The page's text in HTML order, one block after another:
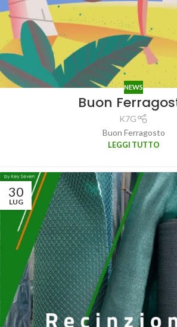
NEWS
Buon
K7G
Buon Ferragosto
LEGGI TUTTO
30
LUG